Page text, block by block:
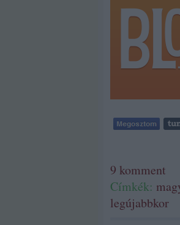
9 komment
Címkék:
legújabbkor